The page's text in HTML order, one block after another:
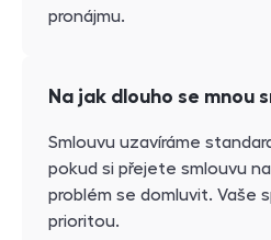
pronájmu.
Na jak dlouho se mnou
Smlouvu uzavíráme
pokud si přejete smlouvu
problém se domluvit. Vaše
prioritou.